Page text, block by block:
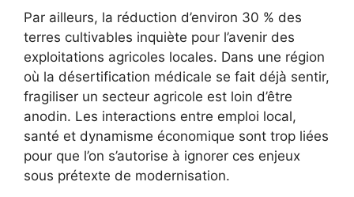
Par ailleurs, la réduction d’environ 30 % des
terres cultivables inquiète pour l’avenir des
exploitations agricoles locales. Dans une région
où la désertification médicale se fait déjà sentir,
fragiliser un secteur agricole est loin d’être
anodin. Les interactions entre emploi local,
santé et dynamisme économique sont trop liées
pour que l’on s’autorise à ignorer ces enjeux
sous prétexte de modernisation.